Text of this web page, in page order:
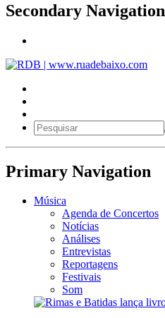
Secondary Navigation
Primary Navigation
Música
Agenda de Concertos
Notícias
Análises
Entrevistas
Reportagens
Festivais
Som